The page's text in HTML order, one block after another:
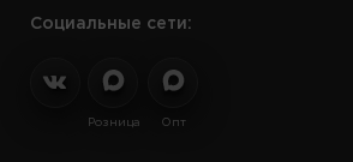
Социальные сети:
Розница Опт